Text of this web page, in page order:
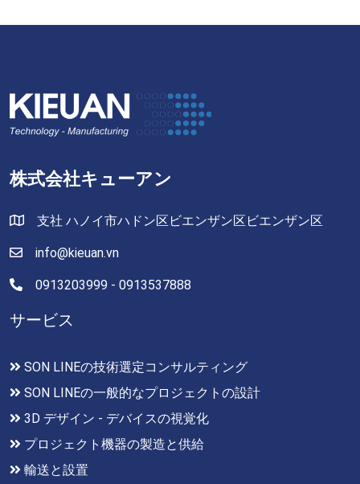
株式会社キューアン
支社 ハノイ市ハドン区ビエンザン区ビエンザン区
info@kieuan.vn
0913203999 - 0913537888
サービス
SON LINEの技術選定コンサルティング
SON LINEの一般的なプロジェクトの設計
3D デザイン - デバイスの視覚化
プロジェクト機器の製造と供給
輸送と設置